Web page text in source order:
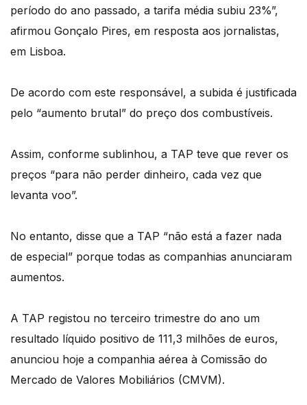
período do ano passado, a tarifa média subiu 23%”,
afirmou Gonçalo Pires, em resposta aos jornalistas,
em Lisboa.
De acordo com este responsável, a subida é justificada
pelo “aumento brutal” do preço dos combustíveis.
Assim, conforme sublinhou, a TAP teve que rever os
preços “para não perder dinheiro, cada vez que
levanta voo”.
No entanto, disse que a TAP “não está a fazer nada
de especial” porque todas as companhias anunciaram
aumentos.
A TAP registou no terceiro trimestre do ano um
resultado líquido positivo de 111,3 milhões de euros,
anunciou hoje a companhia aérea à Comissão do
Mercado de Valores Mobiliários (CMVM).